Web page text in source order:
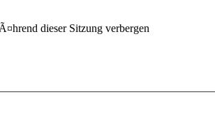
dieser Sitzung verbergen